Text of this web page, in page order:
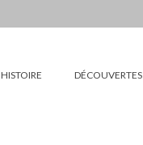
HISTOIRE DÉCOUVERTES